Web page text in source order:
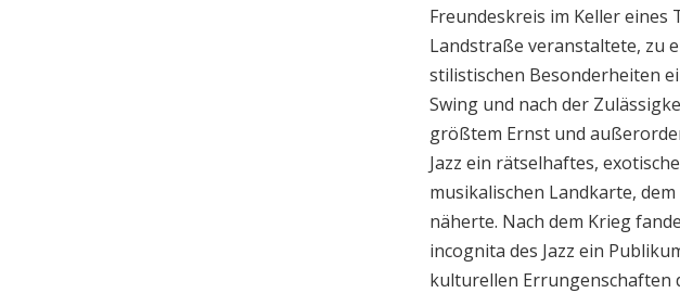
Freundeskreis im Keller
Landstraße veranstaltete, zu
stilistischen Besonderheiten
Swing und nach der
größtem Ernst und
Jazz ein rätselhaftes,
musikalischen Landkarte,
näherte. Nach dem Krieg
incognita des Jazz ein
kulturellen Errungenschaften